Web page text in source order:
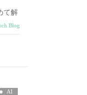
て解
Blog
AI